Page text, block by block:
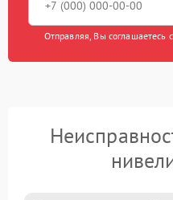
Отправляя, Вы соглашаетесь с